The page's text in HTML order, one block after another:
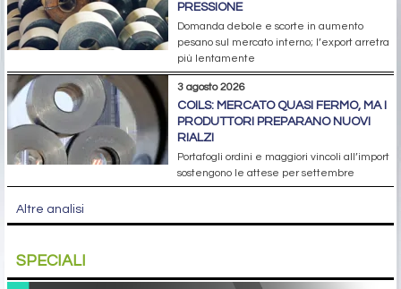
PRESSIONE
Domanda debole e scorte in aumento
pesano sul mercato interno; l’export arretra
più lentamente
3 agosto 2026
COILS: MERCATO QUASI FERMO, MA I
PRODUTTORI PREPARANO NUOVI
RIALZI
Portafogli ordini e maggiori vincoli all’import
sostengono le attese per settembre
Altre analisi
SPECIALI